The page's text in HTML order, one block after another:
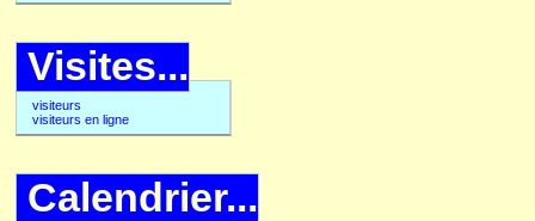
Visites...
visiteurs
visiteurs en ligne
Calendrier...